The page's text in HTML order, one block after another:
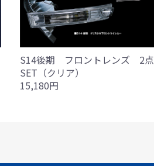
S14後期 フロントレンズ 2点
SET（クリア）
15,180円